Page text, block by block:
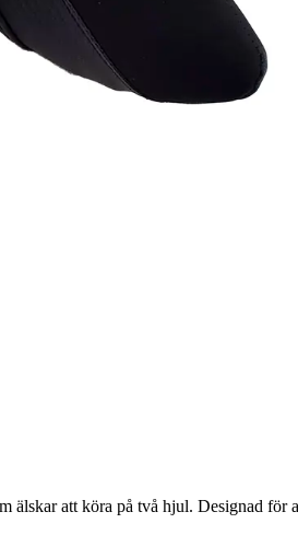
att köra på två hjul. Designad för